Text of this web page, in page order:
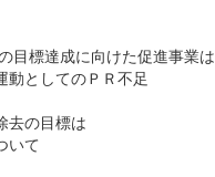
目標達成に向けた促進事業は
としてのＰＲ不足
去の目標は
いて